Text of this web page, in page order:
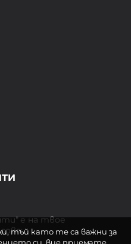
е на твое
тъй като те са важни за